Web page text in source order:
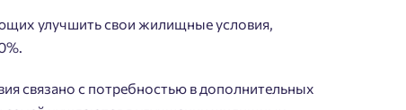
улучшить свои жилищные условия,
связано с потребностью в дополнительных